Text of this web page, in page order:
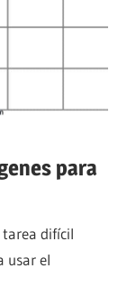
para
tarea difícil
usar el